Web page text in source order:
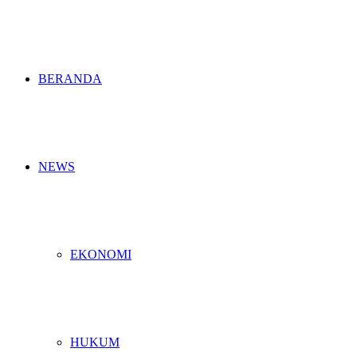
BERANDA
NEWS
EKONOMI
HUKUM